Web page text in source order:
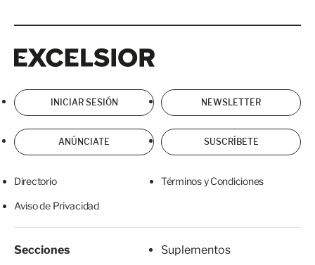
INICIAR SESIÓN NEWSLETTER
ANÚNCIATE SUSCRÍBETE
Directorio Términos y Condiciones
Aviso de Privacidad
Secciones
Suplementos